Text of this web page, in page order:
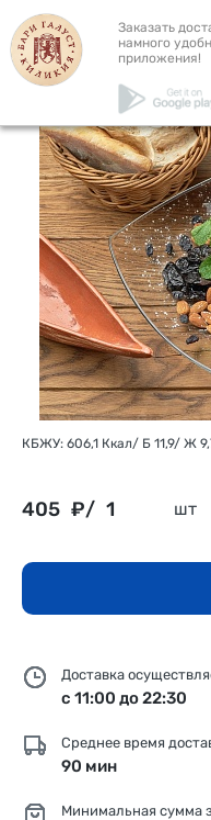
Заказать
намного
приложения!
КБЖУ: 606,1 Ккал/ Б 11,9/ Ж
405 ₽/ 1 шт
Доставка
с 11:00 до 22:30
Среднее время
90 мин
Минимальная сумма